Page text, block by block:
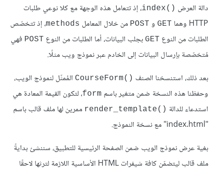
دالة العرض ()index
، إذ تتعامل هذه الوجهة مع كلا نوعي طلبات
HTTP وهما
GET و POST من خلال المعامل methods، إذ تتخصّص
الطلبات من النوع GET بجلب البيانات، أما الطلبات من النوع POST فهي
مُتخصّصة بإرسال البيانات إلى الخادم عبر نموذج ويب مثلًا.
بعد ذلك، استنسخنا الصنف ()CourseForm
المُمثّل لنموذج الويب،
وحفظنا هذه النسخة ضمن متغير باسم form، لتكون القيمة المعادة هي
استدعاء للدالة ()render_template
ممرين لها ملف قالب باسم
"index.html" مع نسخة النموذج.
بغية عرض نموذج الويب ضمن الصفحة الرئيسية للتطبيق، سننشئ بدايةً
ملف قالب ليتضمّن كافة شيفرات HTML الأساسية اللازمة لترثها لاحقًا